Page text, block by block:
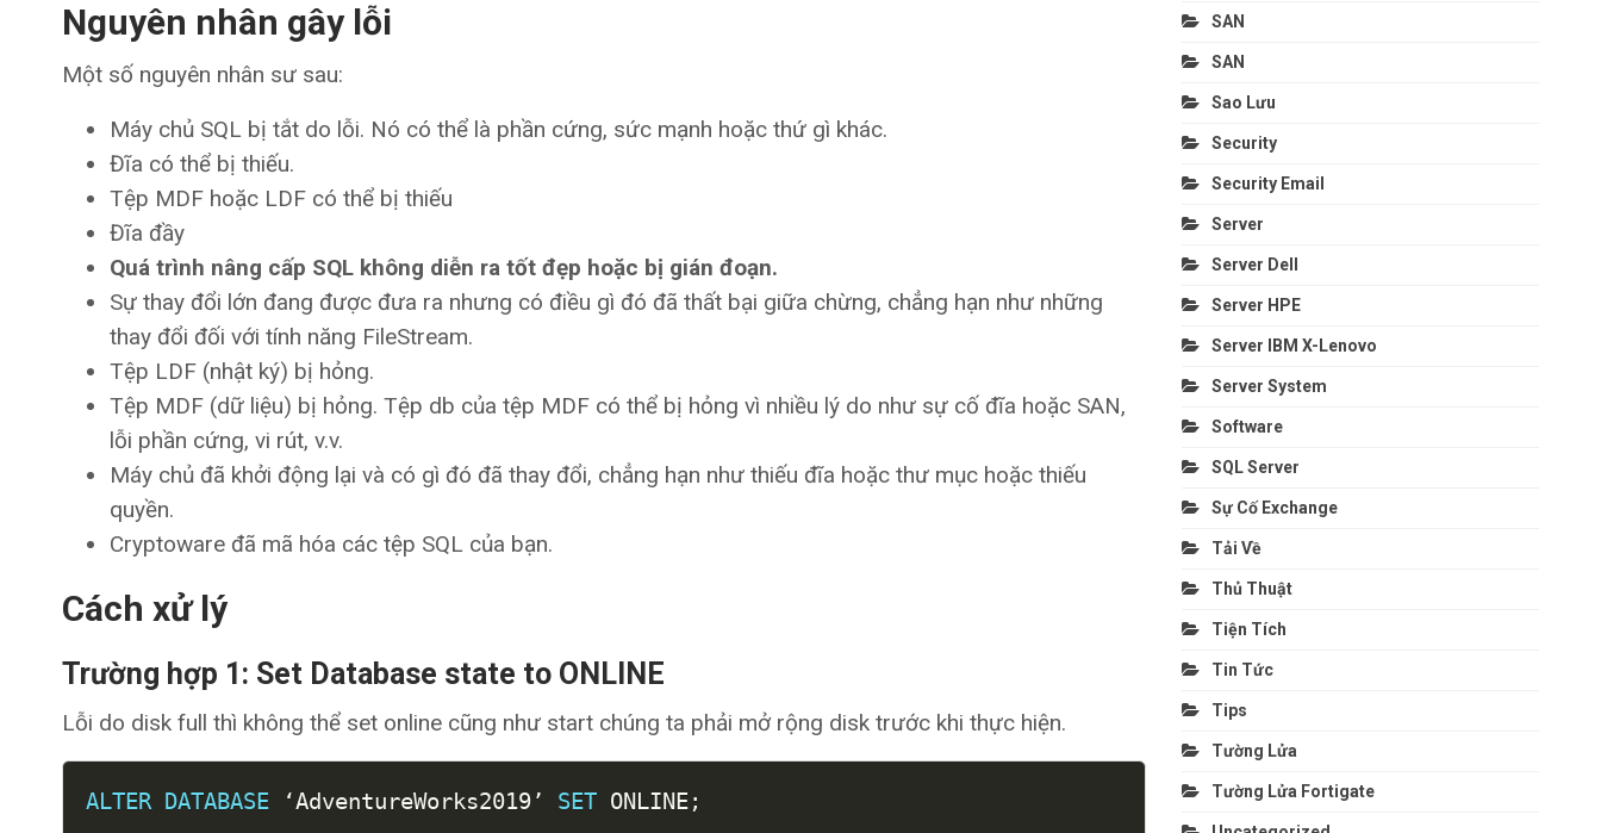
Nguyên nhân gây lỗi
Một số nguyên nhân sư sau:
Máy chủ SQL bị tắt do lỗi. Nó có thể là phần cứng, sức mạnh hoặc thứ gì khác.
Đĩa có thể bị thiếu.
Tệp MDF hoặc LDF có thể bị thiếu
Đĩa đầy
Quá trình nâng cấp SQL không diễn ra tốt đẹp hoặc bị gián đoạn.
Sự thay đổi lớn đang được đưa ra nhưng có điều gì đó đã thất bại giữa chừng, chẳng hạn như những
thay đổi đối với tính năng FileStream.
Tệp LDF (nhật ký) bị hỏng.
Tệp MDF (dữ liệu) bị hỏng. Tệp db của tệp MDF có thể bị hỏng vì nhiều lý do như sự cố đĩa hoặc SAN,
lỗi phần cứng, vi rút, v.v.
Máy chủ đã khởi động lại và có gì đó đã thay đổi, chẳng hạn như thiếu đĩa hoặc thư mục hoặc thiếu
quyền.
Cryptoware đã mã hóa các tệp SQL của bạn.
Cách xử lý
Trường hợp 1: Set Database state to ONLINE
Lỗi do disk full thì không thể set online cũng như start chúng ta phải mở rộng disk trước khi thực hiện.
ALTER DATABASE ‘AdventureWorks2019’ SET ONLINE;
SAN
SAN
Sao Lưu
Security
Security Email
Server
Server Dell
Server HPE
Server IBM X-Lenovo
Server System
Software
SQL Server
Sự Cố Exchange
Tải Về
Thủ Thuật
Tiện Tích
Tin Tức
Tips
Tường Lửa
Tường Lửa Fortigate